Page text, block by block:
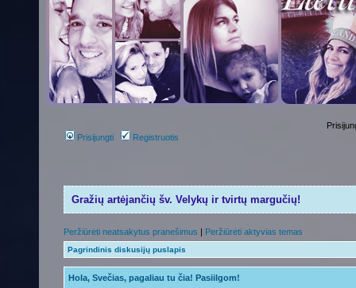
Prisijungti Registruotis
Gražių artėjančių šv. Velykų ir tvirtų margučių!
Peržiūrėti neatsakytus pranešimus | Peržiūrėti aktyvias temas
Pagrindinis diskusijų puslapis
Hola, Svečias, pagaliau tu čia! Pasiilgom!